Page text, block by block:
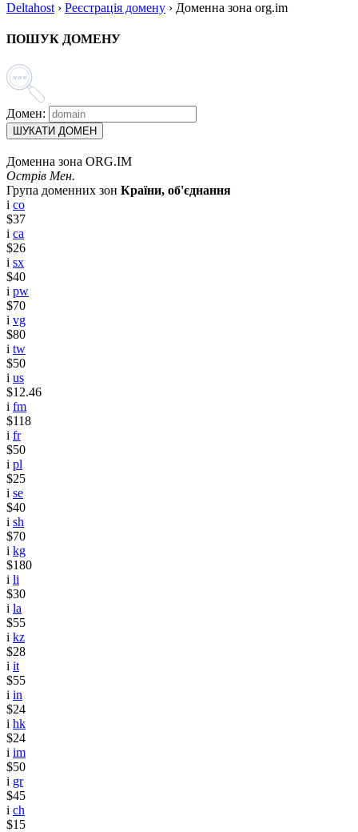
Deltahost › Реєстрація домену › Доменна зона org.im
ПОШУК ДОМЕНУ
Домен:
ШУКАТИ ДОМЕН
Доменна зона ORG.IM
Острів Мен.
Група доменних зон Країни, об'єднання
i co
$37
i ca
$26
i sx
$40
i pw
$70
i vg
$80
i tw
$50
i us
$12.46
i fm
$118
i fr
$50
i pl
$25
i se
$40
i sh
$70
i kg
$180
i li
$30
i la
$55
i kz
$28
i it
$55
i in
$24
i hk
$24
i im
$50
i gr
$45
i ch
$15